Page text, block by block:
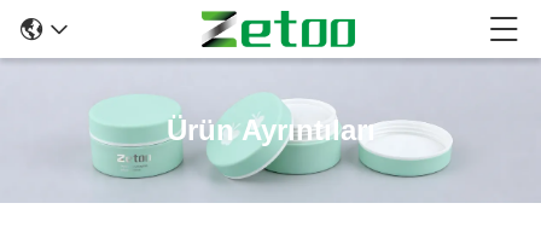
Ürün Ayrıntıları